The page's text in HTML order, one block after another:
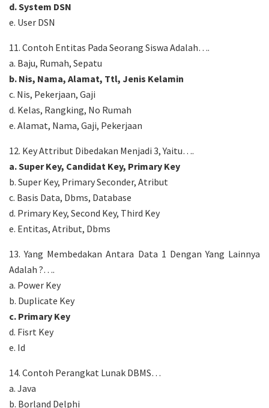
d. System DSN
e. User DSN
11. Contoh Entitas Pada Seorang Siswa Adalah….
a. Baju, Rumah, Sepatu
b. Nis, Nama, Alamat, Ttl, Jenis Kelamin
c. Nis, Pekerjaan, Gaji
d. Kelas, Rangking, No Rumah
e. Alamat, Nama, Gaji, Pekerjaan
12. Key Attribut Dibedakan Menjadi 3, Yaitu….
a. Super Key, Candidat Key, Primary Key
b. Super Key, Primary Seconder, Atribut
c. Basis Data, Dbms, Database
d. Primary Key, Second Key, Third Key
e. Entitas, Atribut, Dbms
13. Yang Membedakan Antara Data 1 Dengan Yang Lainnya
Adalah ?….
a. Power Key
b. Duplicate Key
c. Primary Key
d. Fisrt Key
e. Id
14. Contoh Perangkat Lunak DBMS…
a. Java
b. Borland Delphi